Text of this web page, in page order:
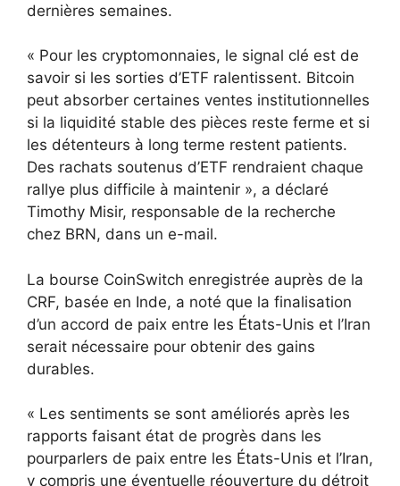
dernières semaines.
« Pour les cryptomonnaies, le signal clé est de
savoir si les sorties d’ETF ralentissent. Bitcoin
peut absorber certaines ventes institutionnelles
si la liquidité stable des pièces reste ferme et si
les détenteurs à long terme restent patients.
Des rachats soutenus d’ETF rendraient chaque
rallye plus difficile à maintenir », a déclaré
Timothy Misir, responsable de la recherche
chez BRN, dans un e-mail.
La bourse CoinSwitch enregistrée auprès de la
CRF, basée en Inde, a noté que la finalisation
d’un accord de paix entre les États-Unis et l’Iran
serait nécessaire pour obtenir des gains
durables.
« Les sentiments se sont améliorés après les
rapports faisant état de progrès dans les
pourparlers de paix entre les États-Unis et l’Iran,
y compris une éventuelle réouverture du détroit